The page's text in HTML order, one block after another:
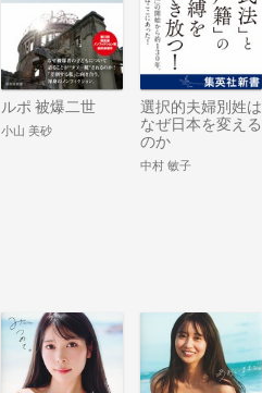
ルポ 被爆二世
小山 美砂
選択的夫婦別姓は
なぜ日本を変える
のか
中村 敏子